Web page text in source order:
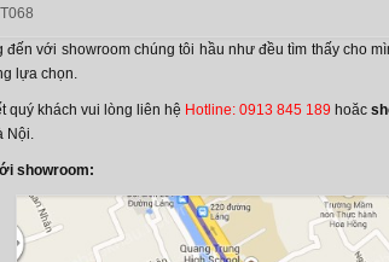
đến với showroom chúng tôi hầu như đều tìm thấy cho
lựa chọn.
quý khách vui lòng liên hệ Hotline: 0913 845 189 hoăc
Nội.
showroom: